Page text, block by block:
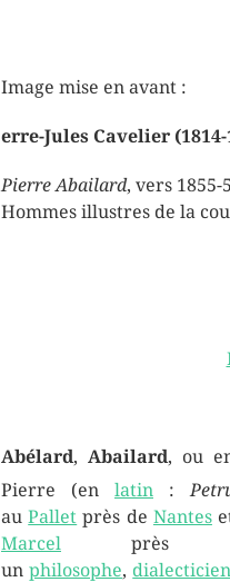
Image mise en avant :
erre-Jules Cavelier (1814-
Pierre Abailard, vers
Hommes illustres de la
Abélard, Abailard, ou
Pierre (en latin :
auPallet près de Nantes
Marcel près
unphilosophe, dialecticien